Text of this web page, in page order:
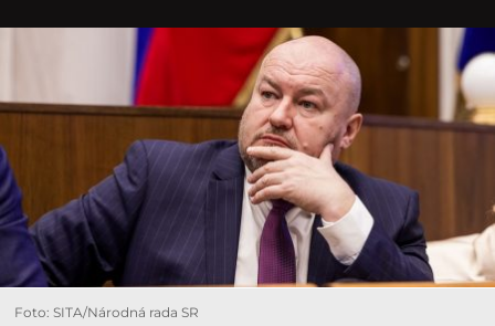
Foto: SITA/Národná rada SR